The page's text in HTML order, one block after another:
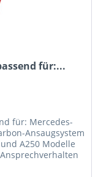
für:...
für: Mercedes-
Ansaugsystem
A250 Modelle